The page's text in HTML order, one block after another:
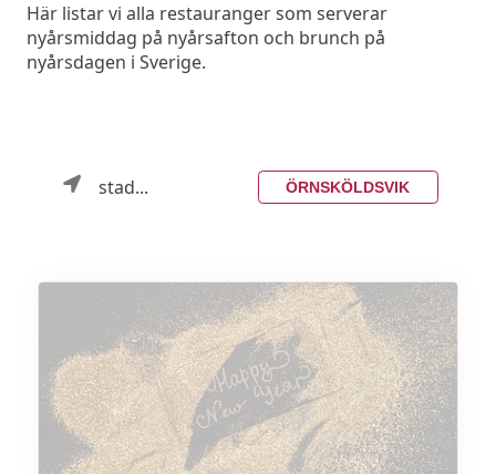
Här listar vi alla restauranger som serverar
nyårsmiddag på nyårsafton och brunch på
nyårsdagen i Sverige.
stad... ÖRNSKÖLDSVIK